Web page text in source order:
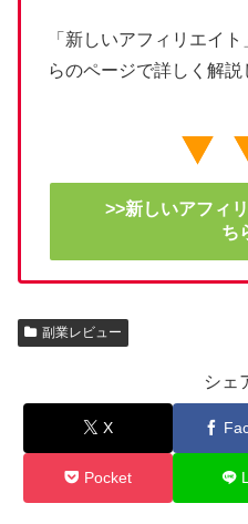
「新しいアフィリエイ
らのページで詳しく解説
>>新しいアフィ
ち
副業レビュー
シェ
X
Pocket